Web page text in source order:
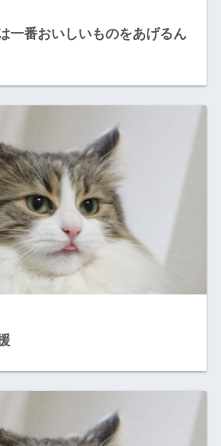
一番おいしいものをあげるん